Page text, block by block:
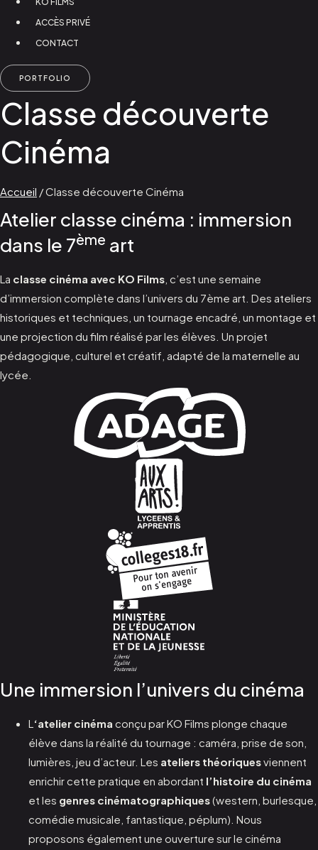
ACCÈS PRIVÉ
CONTACT
PORTFOLIO
Classe découverte
Cinéma
Accueil /Classe découverte Cinéma
Atelier classe cinéma : immersion
dans le 7ème art
La classe cinéma avec KO Films , c’est une semaine
d’immersion complète dans l’univers du 7ème art. Des ateliers
historiques et techniques, un tournage encadré, un montage et
une projection du film réalisé par les élèves. Un projet
pédagogique, culturel et créatif, adapté de la maternelle au
lycée.
Une immersion l’univers du cinéma
L ‘atelier cinéma conçu par KO Films plonge chaque
élève dans la réalité du tournage : caméra, prise de son,
lumières, jeu d’acteur. Les ateliers théoriquesviennent
enrichir cette pratique en abordant l’histoire du cinéma
et les genres cinématographiques(western, burlesque,
comédie musicale, fantastique, péplum). Nous
proposons également une ouverture sur le cinéma